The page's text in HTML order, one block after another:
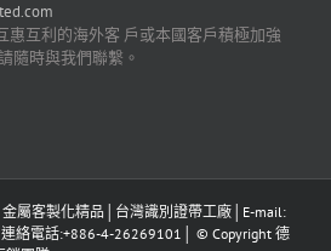
惠互利的海外客 戶或本國客戶積極加強
隨時與我們聯繫。
金屬客製化精品│台灣識別證帶工廠│E-mail:
絡電話:+886-4-26269101│ © Copyright 德